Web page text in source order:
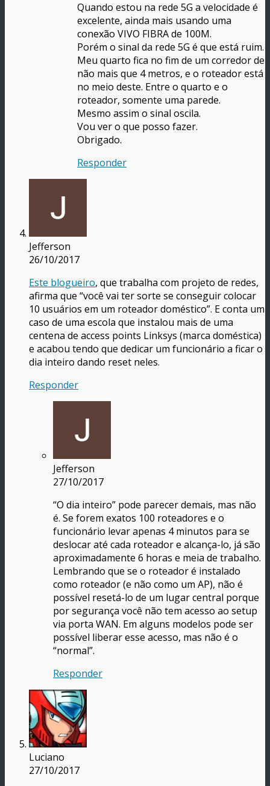
Quando estou na rede 5G a velocidade é
excelente, ainda mais usando uma
conexão VIVO FIBRA de 100M.
Porém o sinal da rede 5G é que está ruim.
Meu quarto fica no fim de um corredor de
não mais que 4 metros, e o roteador está
no meio deste. Entre o quarto e o
roteador, somente uma parede.
Mesmo assim o sinal oscila.
Vou ver o que posso fazer.
Obrigado.
Responder
Jefferson
26/10/2017
Este blogueiro, que trabalha com projeto de redes,
afirma que “você vai ter sorte se conseguir colocar
10 usuários em um roteador doméstico”. E conta um
caso de uma escola que instalou mais de uma
centena de access points Linksys (marca doméstica)
e acabou tendo que dedicar um funcionário a ficar o
dia inteiro dando reset neles.
Responder
Jefferson
27/10/2017
“O dia inteiro” pode parecer demais, mas não
é. Se forem exatos 100 roteadores e o
funcionário levar apenas 4 minutos para se
deslocar até cada roteador e alcança-lo, já são
aproximadamente 6 horas e meia de trabalho.
Lembrando que se o roteador é instalado
como roteador (e não como um AP), não é
possível resetá-lo de um lugar central porque
por segurança você não tem acesso ao setup
via porta WAN. Em alguns modelos pode ser
possível liberar esse acesso, mas não é o
“normal”.
Responder
Luciano
27/10/2017